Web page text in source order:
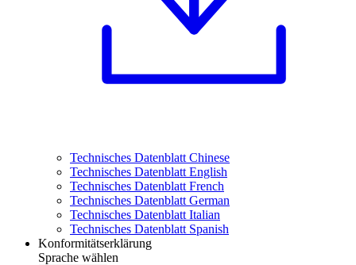
Technisches Datenblatt Chinese
Technisches Datenblatt English
Technisches Datenblatt French
Technisches Datenblatt German
Technisches Datenblatt Italian
Technisches Datenblatt Spanish
Konformitätserklärung
Sprache wählen